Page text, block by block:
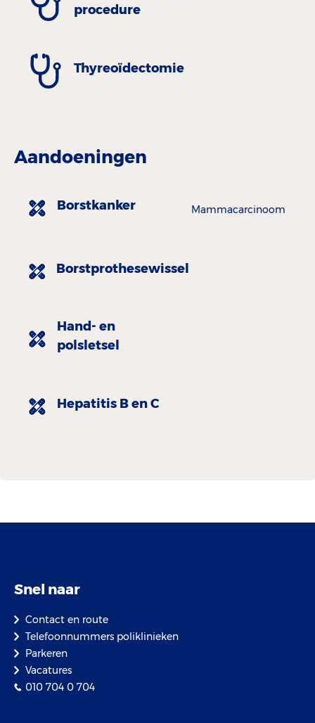
procedure
Thyreoïdectomie
Aandoeningen
Borstkanker Mammacarcinoom
Borstprothesewissel
Hand- en
polsletsel
Hepatitis B en C
Snel naar
Contact en route
Telefoonnummers poliklinieken
Parkeren
Vacatures
010 704 0 704